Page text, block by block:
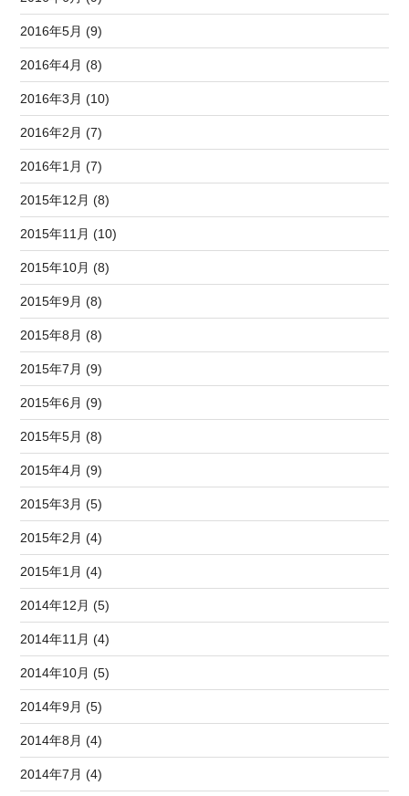
2016年5月 (9)
2016年4月 (8)
2016年3月 (10)
2016年2月 (7)
2016年1月 (7)
2015年12月 (8)
2015年11月 (10)
2015年10月 (8)
2015年9月 (8)
2015年8月 (8)
2015年7月 (9)
2015年6月 (9)
2015年5月 (8)
2015年4月 (9)
2015年3月 (5)
2015年2月 (4)
2015年1月 (4)
2014年12月 (5)
2014年11月 (4)
2014年10月 (5)
2014年9月 (5)
2014年8月 (4)
2014年7月 (4)